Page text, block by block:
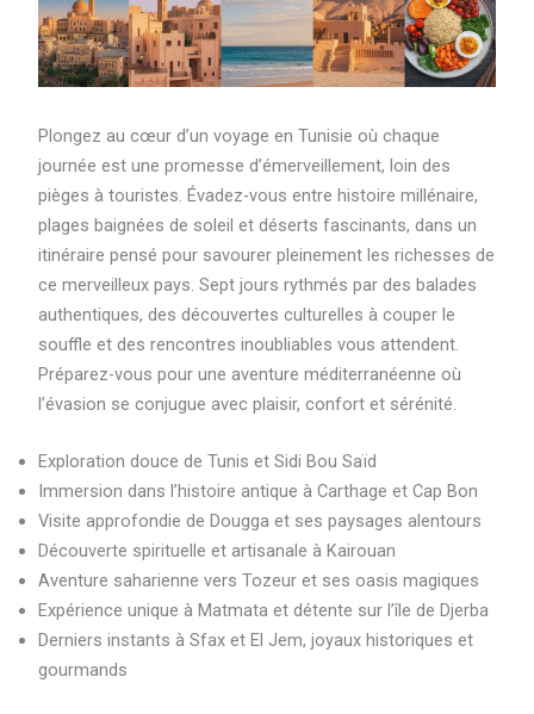
Plongez au cœur d’un voyage en Tunisie où chaque
journée est une promesse d’émerveillement, loin des
pièges à touristes. Évadez-vous entre histoire millénaire,
plages baignées de soleil et déserts fascinants, dans un
itinéraire pensé pour savourer pleinement les richesses de
ce merveilleux pays. Sept jours rythmés par des balades
authentiques, des découvertes culturelles à couper le
souffle et des rencontres inoubliables vous attendent.
Préparez-vous pour une aventure méditerranéenne où
l’évasion se conjugue avec plaisir, confort et sérénité.
Exploration douce de Tunis et Sidi Bou Saïd
Immersion dans l’histoire antique à Carthage et Cap Bon
Visite approfondie de Dougga et ses paysages alentours
Découverte spirituelle et artisanale à Kairouan
Aventure saharienne vers Tozeur et ses oasis magiques
Expérience unique à Matmata et détente sur l’île de Djerba
Derniers instants à Sfax et El Jem, joyaux historiques et
gourmands